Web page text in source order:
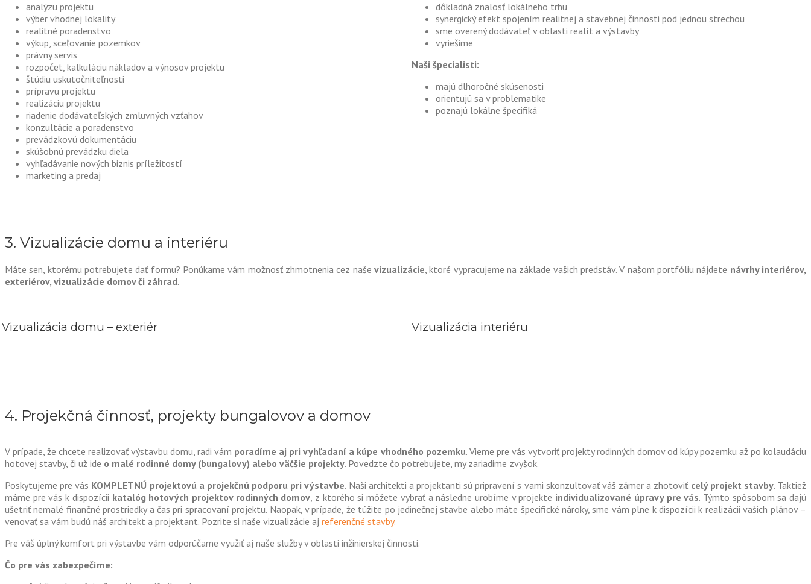
analýzu projektu
výber vhodnej lokality
realitné poradenstvo
výkup, sceľovanie pozemkov
právny servis
rozpočet, kalkuláciu nákladov a výnosov projektu
štúdiu uskutočniteľnosti
prípravu projektu
realizáciu projektu
riadenie dodávateľských zmluvných vzťahov
konzultácie a poradenstvo
prevádzkovú dokumentáciu
skúšobnú prevádzku diela
vyhľadávanie nových biznis príležitostí
marketing a predaj
dôkladná znalosť lokálneho trhu
synergický efekt spojením realitnej a stavebnej činnosti pod jednou strechou
sme overený dodávateľ v oblasti realít a výstavby
vyriešime
Naši špecialisti:
majú dlhoročné skúsenosti
orientujú sa v problematike
poznajú lokálne špecifiká
3. Vizualizácie domu a interiéru
Máte sen, ktorému potrebujete dať formu? Ponúkame vám možnosť zhmotnenia cez naše vizualizácie , ktoré vypracujeme na základe vašich predstáv. V našom portfóliu nájdete návrhy interiérov,
exteriérov, vizualizácie domov či záhrad.
Vizualizácia domu – exteriér Vizualizácia interiéru
4. Projekčná činnosť, projekty bungalovov a domov
V prípade, že chcete realizovať výstavbu domu, radi vám poradíme aj pri vyhľadaní a kúpe vhodného pozemku. Vieme pre vás vytvoriť projekty rodinných domov od kúpy pozemku až po kolaudáciu
hotovej stavby, či už ide o malé rodinné domy (bungalovy) alebo väčšie projekty. Povedzte čo potrebujete, my zariadime zvyšok.
Poskytujeme pre vás KOMPLETNÚ projektovú a projekčnú podporu pri výstavbe. Naši architekti a projektanti sú pripravení s vami skonzultovať váš zámer a zhotoviť celý projekt stavby. Taktiež
máme pre vás k dispozícii katalóg hotových projektov rodinných domov, z ktorého si môžete vybrať a následne urobíme v projekte individualizované úpravy pre vás. Týmto spôsobom sa dajú
ušetriť nemalé finančné prostriedky a čas pri spracovaní projektu. Naopak, v prípade, že túžite po jedinečnej stavbe alebo máte špecifické nároky, sme vám plne k dispozícii k realizácii vašich plánov –
venovať sa vám budú náš architekt a projektant. Pozrite si naše vizualizácie aj referenčné stavby.
Pre váš úplný komfort pri výstavbe vám odporúčame využiť aj naše služby v oblasti inžinierskej činnosti.
Čo pre vás zabezpečíme: